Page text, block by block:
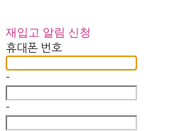
재입고 알림 신청
휴대폰 번호
-
-